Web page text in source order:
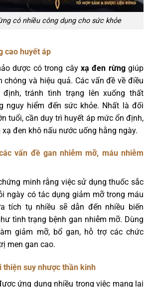
có nhiều công dụng cho sức khỏe
cao huyết áp
dược có trong cây xạ đen rừnggiúp
chóng và hiệu quả. Các vấn đề về điều
tránh tình trạng lên xuống thất
nguy hiểm đến sức khỏe. Nhất là đối
tuổi, cần duy trì huyết áp mức ổn định,
đen khô nấu nước uống hằng ngày.
vấn đề gan nhiễm mỡ, máu nhiễm
minh rằng việc sử dụng thuốc sắc
ngày có tác dụng giảm mỡ trong máu
tích tụ nhiều sẽ dẫn đến nhiều biến
tình trạng bệnh gan nhiễm mỡ. Dùng
giảm mỡ, bổ gan, hỗ trợ các chức
men gan cao.
thiện suy nhược thần kinh
ứng dụng nhiều trong việc mang lại